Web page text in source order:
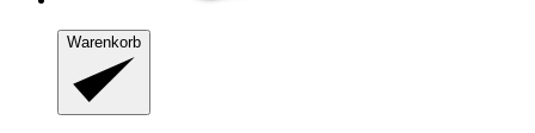
Warenkorb